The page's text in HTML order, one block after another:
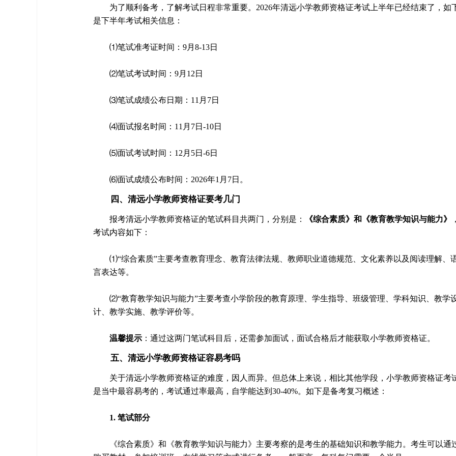
为了顺利备考，了解考试日程非常重要。2026年清远小学教师资格证考试上半年已经结束了，如
是下半年考试相关信息：
⑴笔试准考证时间：9月8-13日
⑵笔试考试时间：9月12日
⑶笔试成绩公布日期：11月7日
⑷面试报名时间：11月7日-10日
⑸面试考试时间：12月5日-6日
⑹面试成绩公布时间：2026年1月7日。
四、清远小学教师资格证要考几门
报考清远小学教师资格证的笔试科目共两门，分别是： 《综合素质》和《教育教学知识与能力》
考试内容如下：
⑴“综合素质”主要考查教育理念、教育法律法规、教师职业道德规范、文化素养以及阅读理解、
言表达等。
⑵“教育教学知识与能力”主要考查小学阶段的教育原理、学生指导、班级管理、学科知识、教学
计、教学实施、教学评价等。
温馨提示 ：通过这两门笔试科目后，还需参加面试，面试合格后才能获取小学教师资格证。
五、清远小学教师资格证容易考吗
关于清远小学教师资格证的难度，因人而异。但总体上来说，相比其他学段，小学教师资格证考
是当中最容易考的，考试通过率最高，自学能达到30-40%。如下是备考复习概述：
1. 笔试部分
《综合素质》和《教育教学知识与能力》主要考察的是考生的基础知识和教学能力。考生可以通